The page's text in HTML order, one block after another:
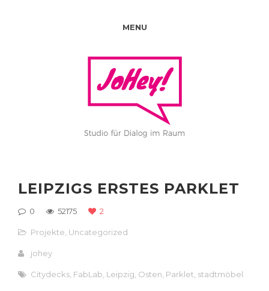
MENU
LEIPZIGS ERSTES PARKLET
0 52175 2
Projekte Uncategorized
johey
Citydecks FabLab Leipzig Osten Parklet stadtmöbel